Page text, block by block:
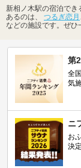
新相ノ木駅の宿泊で
あるのは、 つるぎ恋月
などの施設です。ぜひ
第
全
気
ニ
お
決